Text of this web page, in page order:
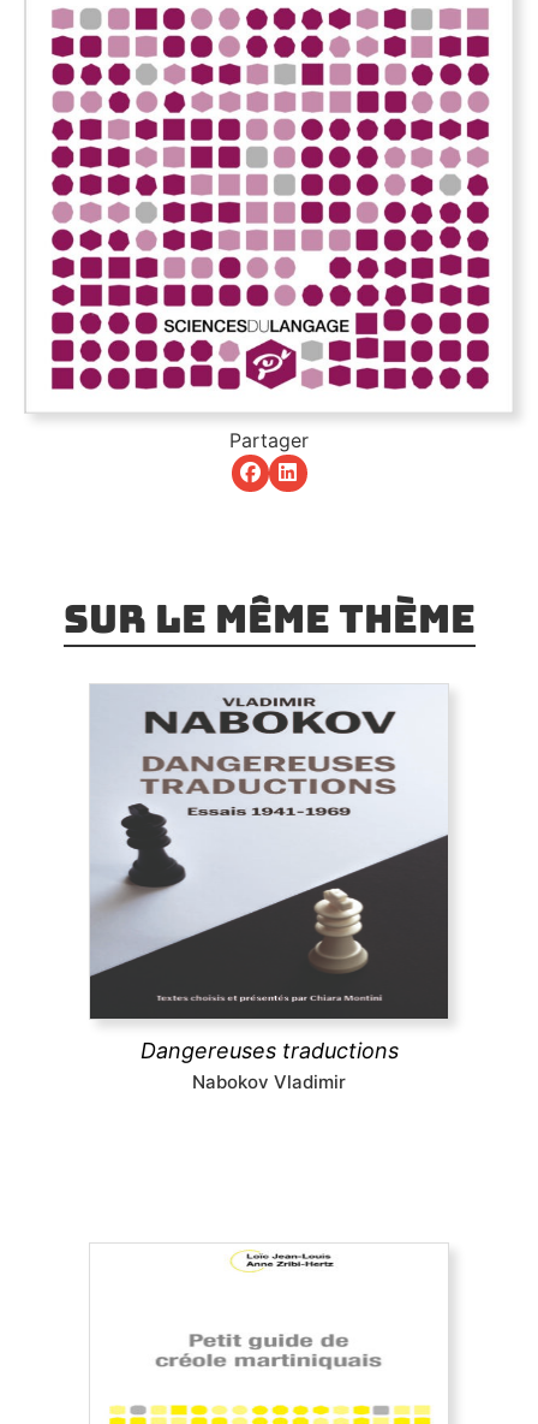
Partager
Sur le même thème
Dangereuses traductions
Nabokov Vladimir
Dangereuses traductions
À partir de textes pour la plupart inédits en
français, cet ouvrage présente la pensée et les
pratiques de la traduction de Nabokov, leur
évolution dans le temps jusqu’à la défense radicale
du littéralisme, une position extrême et
découvrir
Petit guide de créole martiniquais
Visite guidée de la grammaire du créole